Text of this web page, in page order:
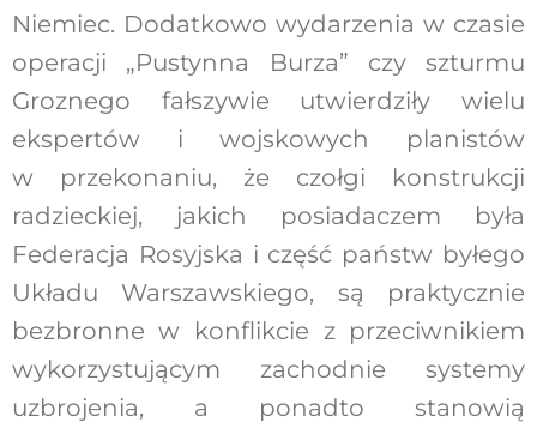
Niemiec. Dodatkowo wydarzenia w czasie
operacji „Pustynna Burza” czy szturmu
Groznego fałszywie utwierdziły wielu
ekspertów i wojskowych planistów
w przekonaniu, że czołgi konstrukcji
radzieckiej, jakich posiadaczem była
Federacja Rosyjska i część państw byłego
Układu Warszawskiego, są praktycznie
bezbronne w konflikcie z przeciwnikiem
wykorzystującym zachodnie systemy
uzbrojenia, a ponadto stanowią